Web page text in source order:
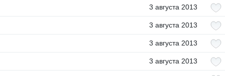
3 августа 2013
3 августа 2013
3 августа 2013
3 августа 2013